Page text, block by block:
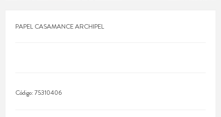
PAPEL CASAMANCE ARCHIPEL
Código:75310406